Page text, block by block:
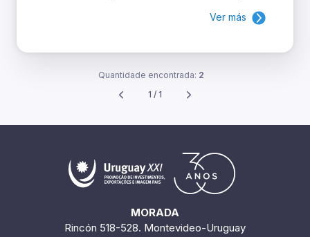
Ver más
Quantidade encontrada: 2
1 / 1
MORADA
Rincón 518-528. Montevideo-Uruguay